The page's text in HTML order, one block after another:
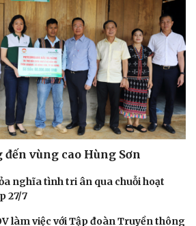
vùng cao Hùng Sơn
nghĩa tình tri ân qua chuỗi hoạt
27/7
làm việc với Tập đoàn Truyền thông